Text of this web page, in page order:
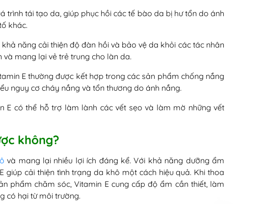
trình tái tạo da, giúp phục hồi các tế bào da bị hư tổn do ánh
khác.
năng cải thiện độ đàn hồi và bảo vệ da khỏi các tác nhân
mang lại vẻ trẻ trung cho làn da.
E thường được kết hợp trong các sản phẩm chống nắng
nguy cơ cháy nắng và tổn thương do ánh nắng.
E có thể hỗ trợ làm lành các vết sẹo và làm mờ những vết
không?
và mang lại nhiều lợi ích đáng kể. Với khả năng dưỡng ẩm
giúp cải thiện tình trạng da khô một cách hiệu quả. Khi thoa
phẩm chăm sóc, Vitamin E cung cấp độ ẩm cần thiết, làm
có hại từ môi trường.